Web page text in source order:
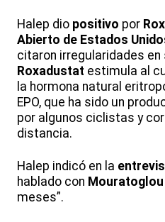
Halep dio positivo por
Abierto de Estados
citaron irregularidades en
Roxadustat estimula al
la hormona natural
EPO, que ha sido un
por algunos ciclistas y
distancia.
Halep indicó en la
hablado con Mouratoglou
meses”.